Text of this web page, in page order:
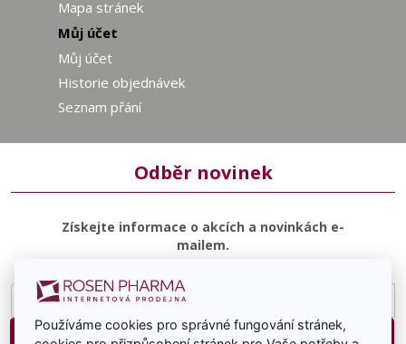
Mapa stránek
Můj účet
Můj účet
Historie objednávek
Seznam přání
Odběr novinek
Získejte informace o akcích a novinkách e-
mailem.
adresa
Přihlásit
Používáme cookies pro správné fungování stránek,